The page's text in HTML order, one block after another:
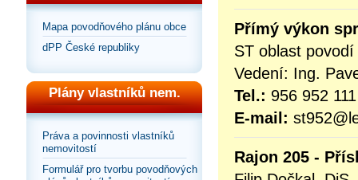
Mapa povodňového plánu obce
dPP České republiky
Plány vlastníků nem.
Práva a povinnosti vlastníků
nemovitostí
Formulář pro tvorbu povodňových
Přímý výkon
ST oblast
Vedení: Ing.
Tel.: 956 952 111
E-mail:
Rajon 205 -